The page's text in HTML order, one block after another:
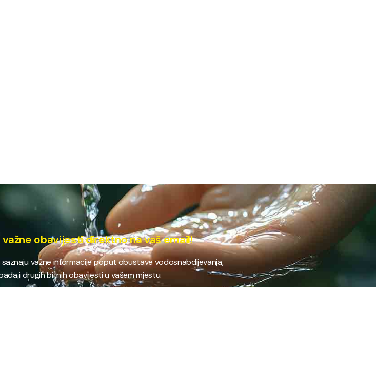
obavijesti direktno na vaš email!
važne informacije poput obustave vodosnabdijevanja,
i drugih bitnih obavijesti u vašem mjestu.